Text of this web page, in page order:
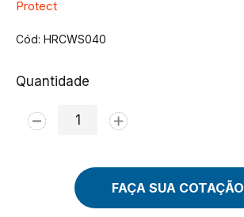
Protect
Cód: HRCWS040
Quantidade
FAÇA SUA COTAÇÃO